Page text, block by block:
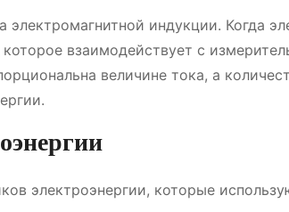
индукции. Когда
взаимодействует с
величине тока, а
электроэнергии, которые